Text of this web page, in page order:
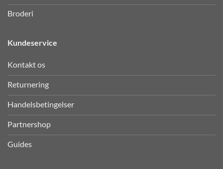
Broderi
Kundeservice
Kontakt os
Returnering
Handelsbetingelser
Partnershop
Guides